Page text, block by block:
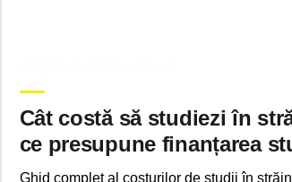
Cât costă să studiezi în
ce presupune finanțarea
SUA, UK sau Europa
Ghid complet al costurilor de studii în